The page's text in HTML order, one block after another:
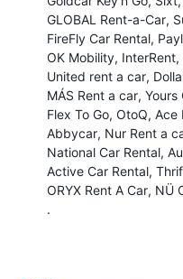
GLOBAL Rent-a-Car
FireFly Car Rental
OK Mobility InterRent
United rent a car
MÁS Rent a car Yours
Flex To Go OtoQ Ace
Abbycar Nur Rent a
National Car Rental
Active Car Rental
ORYX Rent A Car NÜ
.